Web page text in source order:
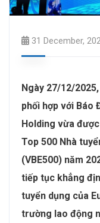
31 December,
Ngày 27/12/
phối hợp với Báo
Holding vừa
Top 500 Nhà
(VBE500) năm
tiếp tục khẳng
tuyển dụng của
trường lao động